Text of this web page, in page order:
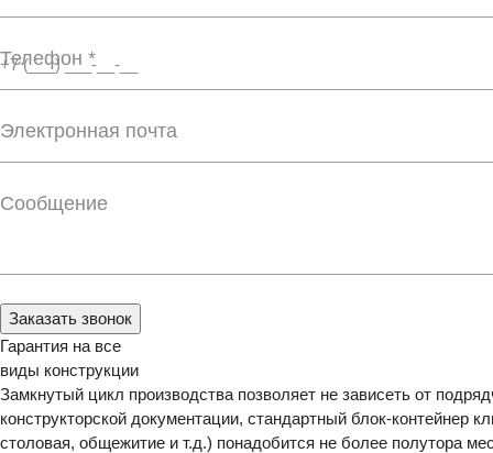
Телефон *
Электронная почта
Сообщение
Заказать звонок
Гарантия на все
виды конструкции
Замкнутый цикл производства позволяет не зависеть от
конструкторской документации, стандартный блок-контейнер
столовая, общежитие и т.д.) понадобится не более полутора